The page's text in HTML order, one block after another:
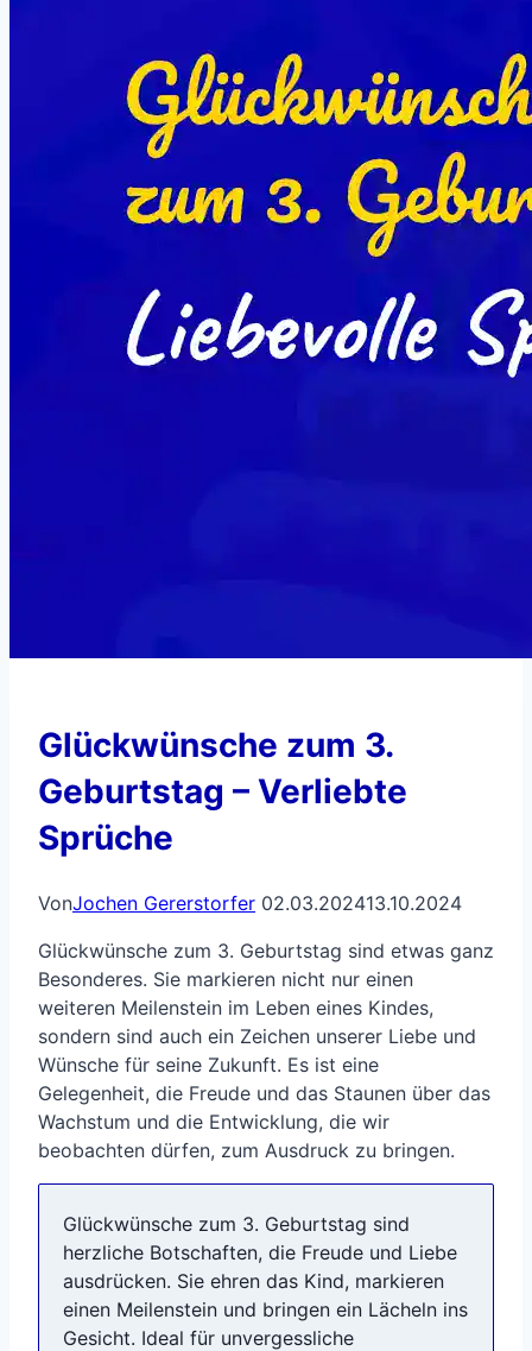
Glückwünsche zum 3.
Geburtstag – Verliebte
Sprüche
VonJochen Gererstorfer 02.03.202413.10.2024
Glückwünsche zum 3. Geburtstag sind etwas ganz
Besonderes. Sie markieren nicht nur einen
weiteren Meilenstein im Leben eines Kindes,
sondern sind auch ein Zeichen unserer Liebe und
Wünsche für seine Zukunft. Es ist eine
Gelegenheit, die Freude und das Staunen über das
Wachstum und die Entwicklung, die wir
beobachten dürfen, zum Ausdruck zu bringen.
Glückwünsche zum 3. Geburtstag sind
herzliche Botschaften, die Freude und Liebe
ausdrücken. Sie ehren das Kind, markieren
einen Meilenstein und bringen ein Lächeln ins
Gesicht. Ideal für unvergessliche